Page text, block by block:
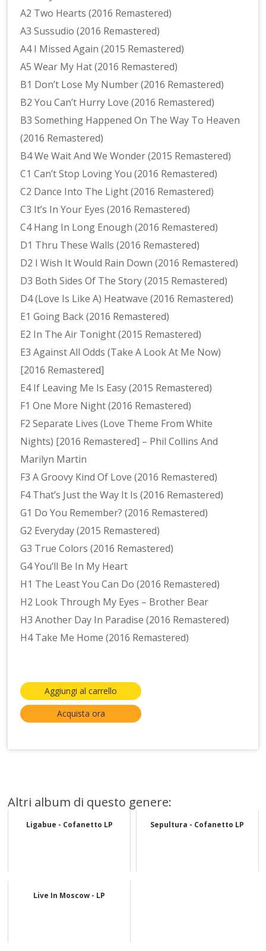
A2 Two Hearts (2016 Remastered)
A3 Sussudio (2016 Remastered)
A4 I Missed Again (2015 Remastered)
A5 Wear My Hat (2016 Remastered)
B1 Don’t Lose My Number (2016 Remastered)
B2 You Can’t Hurry Love (2016 Remastered)
B3 Something Happened On The Way To Heaven
(2016 Remastered)
B4 We Wait And We Wonder (2015 Remastered)
C1 Can’t Stop Loving You (2016 Remastered)
C2 Dance Into The Light (2016 Remastered)
C3 It’s In Your Eyes (2016 Remastered)
C4 Hang In Long Enough (2016 Remastered)
D1 Thru These Walls (2016 Remastered)
D2 I Wish It Would Rain Down (2016 Remastered)
D3 Both Sides Of The Story (2015 Remastered)
D4 (Love Is Like A) Heatwave (2016 Remastered)
E1 Going Back (2016 Remastered)
E2 In The Air Tonight (2015 Remastered)
E3 Against All Odds (Take A Look At Me Now)
[2016 Remastered]
E4 If Leaving Me Is Easy (2015 Remastered)
F1 One More Night (2016 Remastered)
F2 Separate Lives (Love Theme From White
Nights) [2016 Remastered] – Phil Collins And
Marilyn Martin
F3 A Groovy Kind Of Love (2016 Remastered)
F4 That’s Just the Way It Is (2016 Remastered)
G1 Do You Remember? (2016 Remastered)
G2 Everyday (2015 Remastered)
G3 True Colors (2016 Remastered)
G4 You’ll Be In My Heart
H1 The Least You Can Do (2016 Remastered)
H2 Look Through My Eyes – Brother Bear
H3 Another Day In Paradise (2016 Remastered)
H4 Take Me Home (2016 Remastered)
Aggiungi al carrello
Acquista ora
Altri album di questo genere:
Ligabue - Cofanetto LP Sepultura - Cofanetto LP
Live In Moscow - LP